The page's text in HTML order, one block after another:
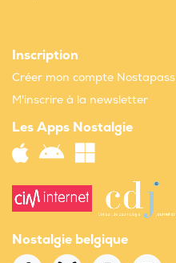
Inscription
Créer mon compte Nostapass
M'inscrire à la newsletter
Les Apps Nostalgie
Nostalgie belgique